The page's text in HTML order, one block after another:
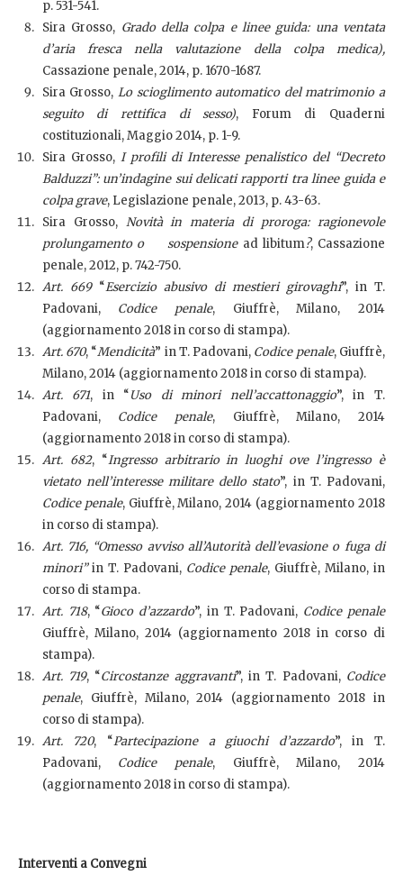
p. 531-541.
Sira Grosso, Grado della colpa e linee guida: una ventata
d’aria fresca nella valutazione della colpa medica),
Cassazione penale, 2014, p. 1670-1687.
Sira Grosso, Lo scioglimento automatico del matrimonio a
seguito di rettifica di sesso), Forum di Quaderni
costituzionali, Maggio 2014, p. 1-9.
Sira Grosso, I profili di Interesse penalistico del “Decreto
Balduzzi”: un’indagine sui delicati rapporti tra linee guida e
colpa grave, Legislazione penale, 2013, p. 43-63.
Sira Grosso, Novità in materia di proroga: ragionevole
prolungamento o sospensione ad libitum?, Cassazione
penale, 2012, p. 742-750.
Art. 669 “Esercizio abusivo di mestieri girovaghi”, in T.
Padovani, Codice penale, Giuffrè, Milano, 2014
(aggiornamento 2018 in corso di stampa).
Art. 670, “Mendicità” in T. Padovani, Codice penale, Giuffrè,
Milano, 2014 (aggiornamento 2018 in corso di stampa).
Art. 671, in “Uso di minori nell’accattonaggio”, in T.
Padovani, Codice penale, Giuffrè, Milano, 2014
(aggiornamento 2018 in corso di stampa).
Art. 682, “Ingresso arbitrario in luoghi ove l’ingresso è
vietato nell’interesse militare dello stato”, in T. Padovani,
Codice penale, Giuffrè, Milano, 2014 (aggiornamento 2018
in corso di stampa).
Art. 716, “Omesso avviso all’Autorità dell’evasione o fuga di
minori”in T. Padovani, Codice penale, Giuffrè, Milano, in
corso di stampa.
Art. 718, “Gioco d’azzardo”, in T. Padovani, Codice penale
Giuffrè, Milano, 2014 (aggiornamento 2018 in corso di
stampa).
Art. 719, “Circostanze aggravanti”, in T. Padovani, Codice
penale, Giuffrè, Milano, 2014 (aggiornamento 2018 in
corso di stampa).
Art. 720, “Partecipazione a giuochi d’azzardo”, in T.
Padovani, Codice penale, Giuffrè, Milano, 2014
(aggiornamento 2018 in corso di stampa).
Interventi a Convegni